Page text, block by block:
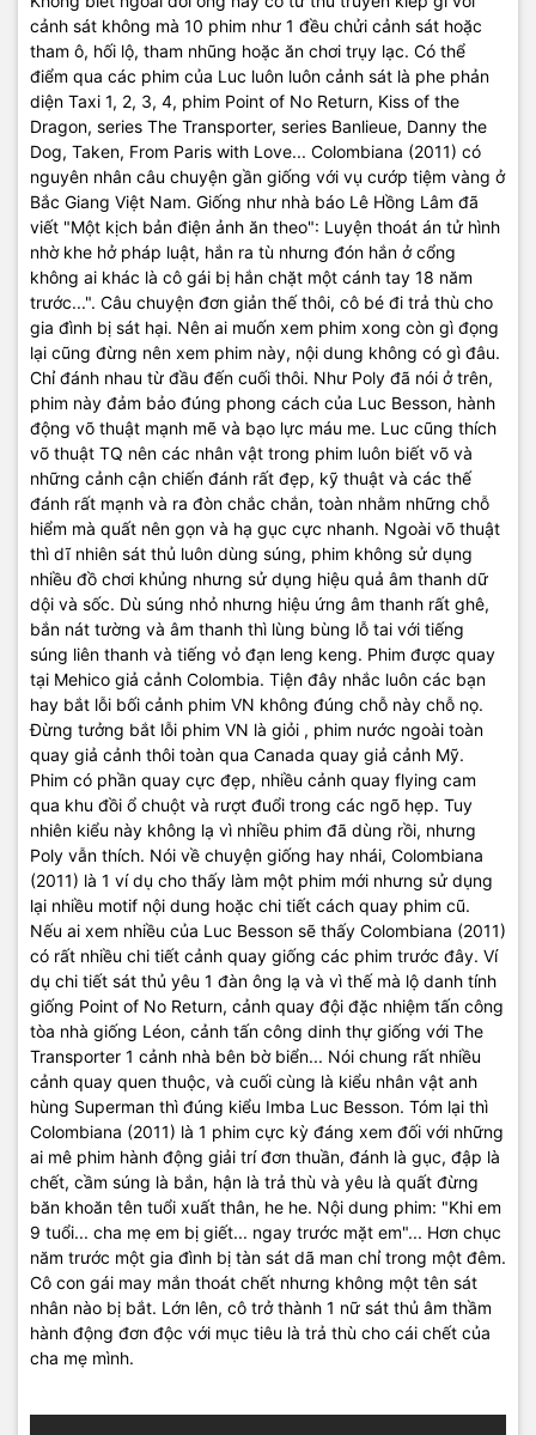
cảnh sát không mà 10 phim như 1 đều chửi cảnh sát hoặc
tham ô, hối lộ, tham nhũng hoặc ăn chơi trụy lạc. Có thể
điểm qua các phim của Luc luôn luôn cảnh sát là phe phản
diện Taxi 1, 2, 3, 4, phim Point of No Return, Kiss of the
Dragon, series The Transporter, series Banlieue, Danny the
Dog, Taken, From Paris with Love... Colombiana (2011) có
nguyên nhân câu chuyện gần giống với vụ cướp tiệm vàng ở
Bắc Giang Việt Nam. Giống như nhà báo Lê Hồng Lâm đã
viết "Một kịch bản điện ảnh ăn theo": Luyện thoát án tử hình
nhờ khe hở pháp luật, hắn ra tù nhưng đón hắn ở cổng
không ai khác là cô gái bị hắn chặt một cánh tay 18 năm
trước...". Câu chuyện đơn giản thế thôi, cô bé đi trả thù cho
gia đình bị sát hại. Nên ai muốn xem phim xong còn gì đọng
lại cũng đừng nên xem phim này, nội dung không có gì đâu.
Chỉ đánh nhau từ đầu đến cuối thôi. Như Poly đã nói ở trên,
phim này đảm bảo đúng phong cách của Luc Besson, hành
động võ thuật mạnh mẽ và bạo lực máu me. Luc cũng thích
võ thuật TQ nên các nhân vật trong phim luôn biết võ và
những cảnh cận chiến đánh rất đẹp, kỹ thuật và các thế
đánh rất mạnh và ra đòn chắc chắn, toàn nhằm những chỗ
hiểm mà quất nên gọn và hạ gục cực nhanh. Ngoài võ thuật
thì dĩ nhiên sát thủ luôn dùng súng, phim không sử dụng
nhiều đồ chơi khủng nhưng sử dụng hiệu quả âm thanh dữ
dội và sốc. Dù súng nhỏ nhưng hiệu ứng âm thanh rất ghê,
bắn nát tường và âm thanh thì lùng bùng lỗ tai với tiếng
súng liên thanh và tiếng vỏ đạn leng keng. Phim được quay
tại Mehico giả cảnh Colombia. Tiện đây nhắc luôn các bạn
hay bắt lỗi bối cảnh phim VN không đúng chỗ này chỗ nọ.
Đừng tưởng bắt lỗi phim VN là giỏi , phim nước ngoài toàn
quay giả cảnh thôi toàn qua Canada quay giả cảnh Mỹ.
Phim có phần quay cực đẹp, nhiều cảnh quay flying cam
qua khu đồi ổ chuột và rượt đuổi trong các ngõ hẹp. Tuy
nhiên kiểu này không lạ vì nhiều phim đã dùng rồi, nhưng
Poly vẫn thích. Nói về chuyện giống hay nhái, Colombiana
(2011) là 1 ví dụ cho thấy làm một phim mới nhưng sử dụng
lại nhiều motif nội dung hoặc chi tiết cách quay phim cũ.
Nếu ai xem nhiều của Luc Besson sẽ thấy Colombiana (2011)
có rất nhiều chi tiết cảnh quay giống các phim trước đây. Ví
dụ chi tiết sát thủ yêu 1 đàn ông lạ và vì thế mà lộ danh tính
giống Point of No Return, cảnh quay đội đặc nhiệm tấn công
tòa nhà giống Léon, cảnh tấn công dinh thự giống với The
Transporter 1 cảnh nhà bên bờ biển... Nói chung rất nhiều
cảnh quay quen thuộc, và cuối cùng là kiểu nhân vật anh
hùng Superman thì đúng kiểu Imba Luc Besson. Tóm lại thì
Colombiana (2011) là 1 phim cực kỳ đáng xem đối với những
ai mê phim hành động giải trí đơn thuần, đánh là gục, đập là
chết, cầm súng là bắn, hận là trả thù và yêu là quất đừng
băn khoăn tên tuổi xuất thân, he he. Nội dung phim: "Khi em
9 tuổi... cha mẹ em bị giết... ngay trước mặt em"... Hơn chục
năm trước một gia đình bị tàn sát dã man chỉ trong một đêm.
Cô con gái may mắn thoát chết nhưng không một tên sát
nhân nào bị bắt. Lớn lên, cô trở thành 1 nữ sát thủ âm thầm
hành động đơn độc với mục tiêu là trả thù cho cái chết của
cha mẹ mình.